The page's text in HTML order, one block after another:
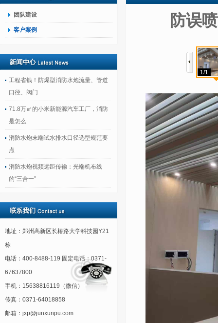
团队建设
客户案例
工程省钱！防爆型消防水炮流量、管道
口径、阀门
71.8万㎡的小米新能源汽车工厂，消防
是怎么
消防水炮末端试水排水口径选型规范要
点
消防水炮视频远距传输：光端机布线
的“三合一”
地址：郑州高新区长椿路大学科技园Y21
栋
电话：400-8488-119 固定电话：0371-
67637800
手机：15638816119（微信）
传真：0371-64018858
邮箱：jxp@junxunpu.com
防误
1/1